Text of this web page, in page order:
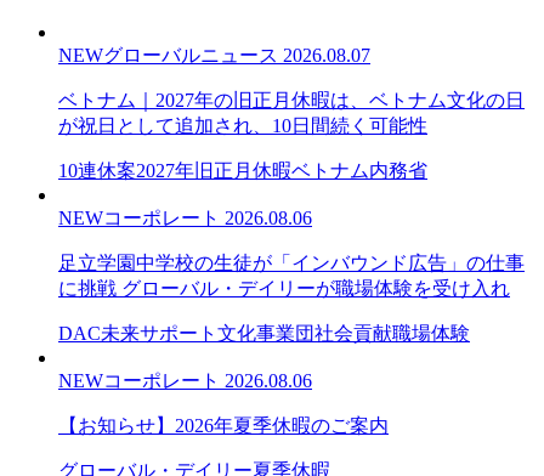
NEWグローバルニュース 2026.08.07
ベトナム｜2027年の旧正月休暇は、ベトナム文化の日
が祝日として追加され、10日間続く可能性
10連休案2027年旧正月休暇ベトナム内務省
NEWコーポレート 2026.08.06
足立学園中学校の生徒が「インバウンド広告」の仕事
に挑戦 グローバル・デイリーが職場体験を受け入れ
DAC未来サポート文化事業団社会貢献職場体験
NEWコーポレート 2026.08.06
【お知らせ】2026年夏季休暇のご案内
グローバル・デイリー夏季休暇